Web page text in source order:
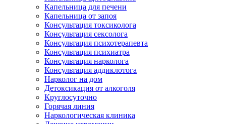
Капельница для печени
Капельница от запоя
Консультация токсиколога
Консультация сексолога
Консультация психотерапевта
Консультация психиатра
Консультация нарколога
Консультация аддиклотога
Нарколог на дом
Детоксикация от алкоголя
Круглосуточно
Горячая линия
Наркологическая клиника